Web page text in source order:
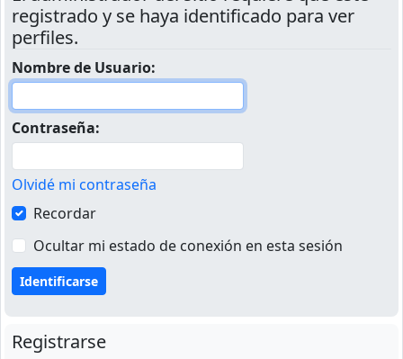
registrado y se haya identificado para ver
perfiles.
Nombre de Usuario:
Contraseña:
Olvidé mi contraseña
Recordar
Ocultar mi estado de conexión en esta sesión
Registrarse